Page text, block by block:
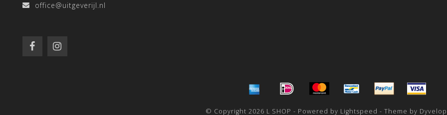
office@uitgeverijl.nl
© Copyright 2026 L SHOP - Powered by Lightspeed - Theme by